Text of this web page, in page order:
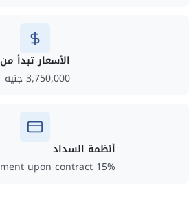
الأسعار تبدأ من
3,750,000 جنيه
أنظمة السداد
15% down payment upon contract